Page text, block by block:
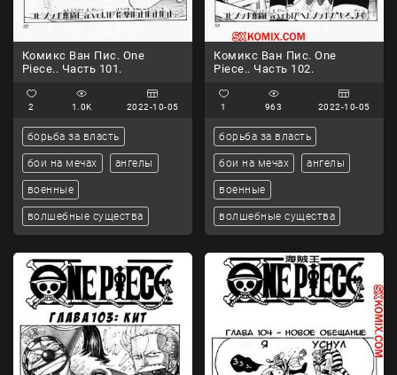
Комикс Ван Пис. One
Piece.. Часть 101.
2 1.0K 2022-10-05
борьба за власть
бои на мечах ангелы
военные
волшебные существа
Комикс Ван Пис. One
Piece.. Часть 102.
1 963 2022-10-05
борьба за власть
бои на мечах ангелы
военные
волшебные существа